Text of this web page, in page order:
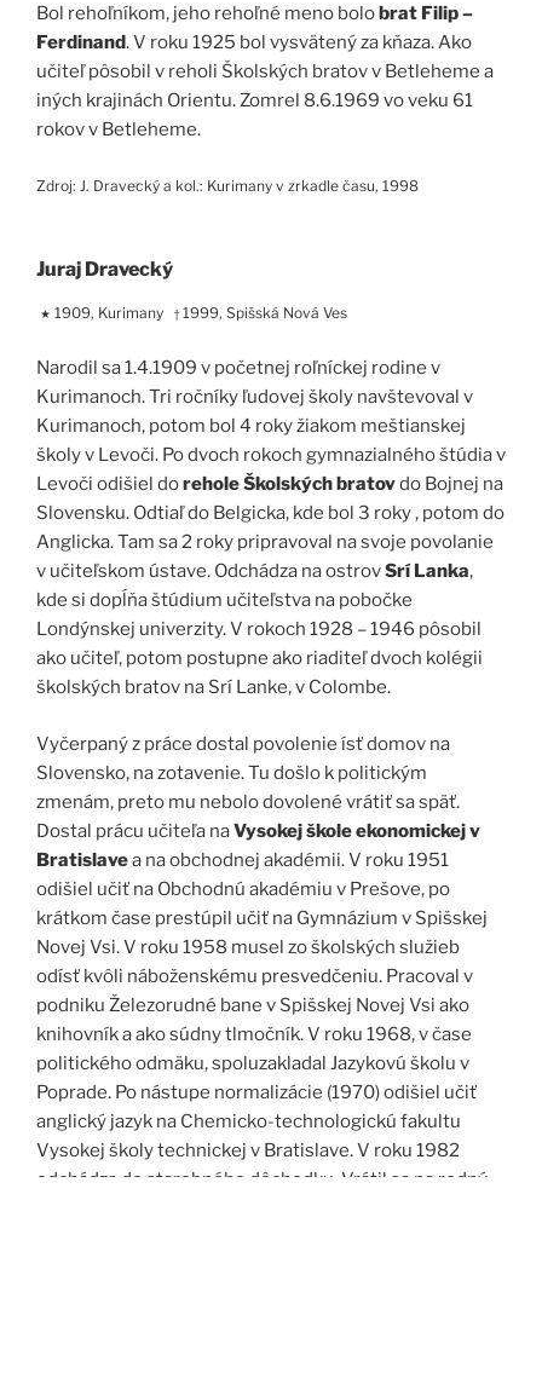
Bol rehoľníkom, jeho rehoľné meno bolobrat Filip –
Ferdinand. V roku 1925 bol vysvätený za kňaza. Ako
učiteľ pôsobil v reholi Školských bratov v Betleheme a
iných krajinách Orientu. Zomrel 8.6.1969 vo veku 61
rokov v Betleheme.
Zdroj: J. Dravecký a kol.: Kurimany v zrkadle času, 1998
Juraj Dravecký
★ 1909, Kurimany †1999, Spišská Nová Ves
Narodil sa 1.4.1909 v početnej roľníckej rodine v
Kurimanoch. Tri ročníky ľudovej školy navštevoval v
Kurimanoch, potom bol 4 roky žiakom meštianskej
školy v Levoči. Po dvoch rokoch gymnazialného štúdia v
Levoči odišiel dorehole Školských bratovdo Bojnej na
Slovensku. Odtiaľ do Belgicka, kde bol 3 roky , potom do
Anglicka. Tam sa 2 roky pripravoval na svoje povolanie
v učiteľskom ústave. Odchádza na ostrovSrí Lanka,
kde si dopĺňa štúdium učiteľstva na pobočke
Londýnskej univerzity. V rokoch 1928 – 1946 pôsobil
ako učiteľ, potom postupne ako riaditeľ dvoch kolégii
školských bratov na Srí Lanke, v Colombe.
Vyčerpaný z práce dostal povolenie ísť domov na
Slovensko, na zotavenie. Tu došlo k politickým
zmenám, preto mu nebolo dovolené vrátiť sa späť.
Dostal prácu učiteľa naVysokej škole ekonomickej v
Bratislavea na obchodnej akadémii. V roku 1951
odišiel učiť na Obchodnú akadémiu v Prešove, po
krátkom čase prestúpil učiť na Gymnázium v Spišskej
Novej Vsi. V roku 1958 musel zo školských služieb
odísť kvôli náboženskému presvedčeniu. Pracoval v
podniku Železorudné bane v Spišskej Novej Vsi ako
knihovník a ako súdny tlmočník. V roku 1968, v čase
politického odmäku, spoluzakladal Jazykovú školu v
Poprade. Po nástupe normalizácie (1970) odišiel učiť
anglický jazyk na Chemicko-technologickú fakultu
Vysokej školy technickej v Bratislave. V roku 1982
odchádza do starobného dôchodku. Vrátil sa na rodný